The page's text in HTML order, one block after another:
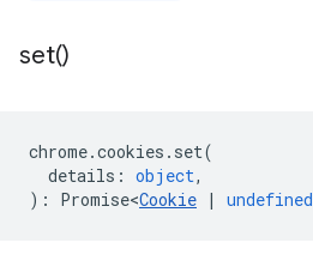
set()
chrome.cookies . set(
details : object,
) : Promise<Cookie | undefined